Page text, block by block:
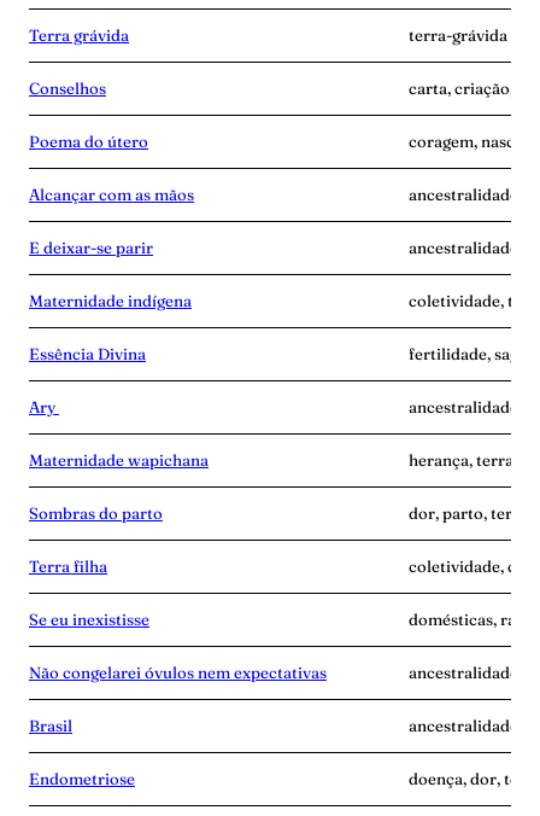
Terra grávida terra-grávida
Conselhos carta, criação,
Poema do útero coragem,
Alcançar com as mãos ancestralidade,
E deixar-se parir ancestralidade,
Maternidade indígena coletividade,
Essência Divina fertilidade,
Ary ancestralidade,
Maternidade wapichana herança, terra-
Sombras do parto dor, parto, terra-
Terra filha coletividade,
Se eu inexistisse domésticas,
Não congelarei óvulos nem expectativas ancestralidade,
Brasil ancestralidade,
Endometriose doença, dor,